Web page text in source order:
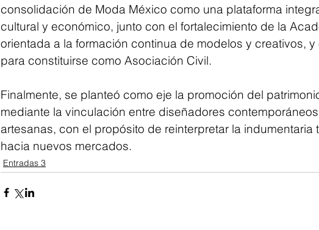
consolidación de Moda México como una plataforma
cultural y económico, junto con el fortalecimiento de la
orientada a la formación continua de modelos y creativos,
para constituirse como Asociación Civil.
Finalmente, se planteó como eje la promoción del
mediante la vinculación entre diseñadores
artesanas, con el propósito de reinterpretar la indumentaria
hacia nuevos mercados.
Entradas 3